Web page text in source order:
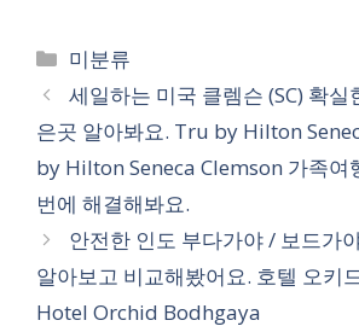
카
테
고
리
미분류
세일하는 미국 클렘슨 (SC) 확실
은곳 알아봐요. Tru by Hilton
by Hilton Seneca Clemson 가족여
번에 해결해봐요.
안전한 인도 부다가야 / 보드가
알아보고 비교해봤어요. 호텔 오키
Hotel Orchid Bodhgaya